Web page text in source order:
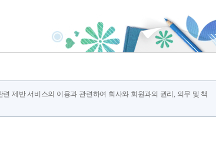
입사지원자관리
제반 서비스의 이용과 관련하여 회사와 회원과의 권리, 의무 및 책